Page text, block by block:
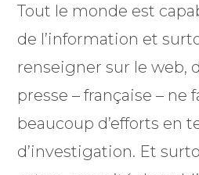
Tout le monde est
de l’information et
renseigner sur le web,
presse – française – ne
beaucoup d’efforts en
d’investigation. Et